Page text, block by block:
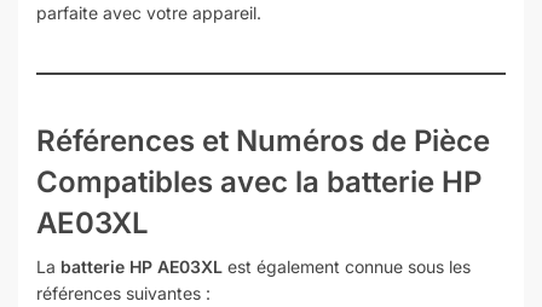
parfaite avec votre appareil.
Références et Numéros de Pièce
Compatibles avec la batterie HP
AE03XL
La batterie HP AE03XL est également connue sous les
références suivantes :